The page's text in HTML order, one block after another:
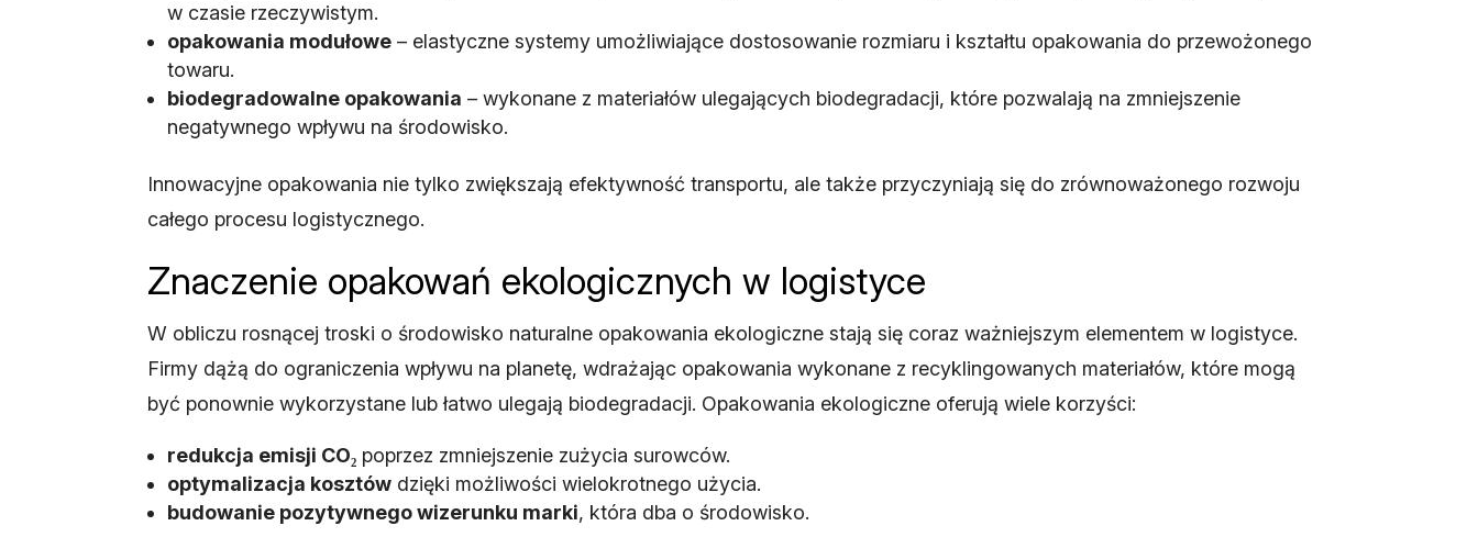
w czasie rzeczywistym.
opakowania modułowe – elastyczne systemy umożliwiające dostosowanie rozmiaru i kształtu opakowania do przewożonego
towaru.
biodegradowalne opakowania – wykonane z materiałów ulegających biodegradacji, które pozwalają na zmniejszenie
negatywnego wpływu na środowisko.
Innowacyjne opakowania nie tylko zwiększają efektywność transportu, ale także przyczyniają się do zrównoważonego rozwoju
całego procesu logistycznego.
Znaczenie opakowań ekologicznych w logistyce
W obliczu rosnącej troski o środowisko naturalne opakowania ekologiczne stają się coraz ważniejszym elementem w logistyce.
Firmy dążą do ograniczenia wpływu na planetę, wdrażając opakowania wykonane z recyklingowanych materiałów, które mogą
być ponownie wykorzystane lub łatwo ulegają biodegradacji. Opakowania ekologiczne oferują wiele korzyści:
redukcja emisji CO₂ poprzez zmniejszenie zużycia surowców.
optymalizacja kosztów dzięki możliwości wielokrotnego użycia.
budowanie pozytywnego wizerunku marki, która dba o środowisko.